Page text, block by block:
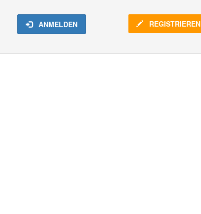
ANMELDEN REGISTRIEREN